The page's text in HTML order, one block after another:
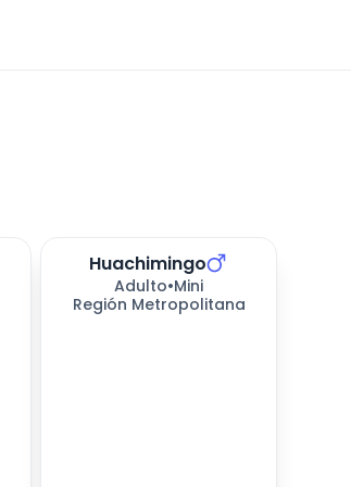
Huachimingo
Adulto•Mini
Región Metropolitana